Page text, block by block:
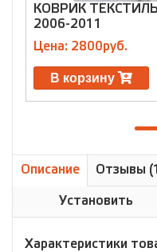
КОВРИК
2006-2011
Цена: 2800руб.
В корзину
Описание Отзывы
Установить
Характеристики